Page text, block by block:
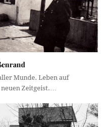
Munde. Leben auf
Zeitgeist.…